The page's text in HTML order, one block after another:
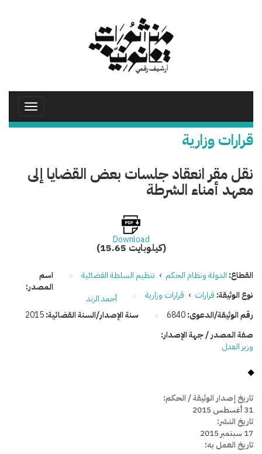
Toggle
قرارات وزارية
نقل مقر انعقاد جلسات بعض القضايا إلى
معهد أمناء الشرطة
Download
(15.65 كيلوبايت)
القطاع: الدولة ونظام الحكم › تنظيم السلطة القضائية
نوع الوثيقة: قرارات › قرارات وزارية
رقم الوثيقة/الدعوى:6840 سنة الإصدار/السنة القضائية:2015
اسم
المصدر:
أحمد الزند
صفة المصدر / جهة الإصدار:
وزير العدل
تاريخ إصدار الوثيقة / الحكم:
31 أغسطس 2015
تاريخ النشر:
17 سبتمبر 2015
تاريخ العمل به: